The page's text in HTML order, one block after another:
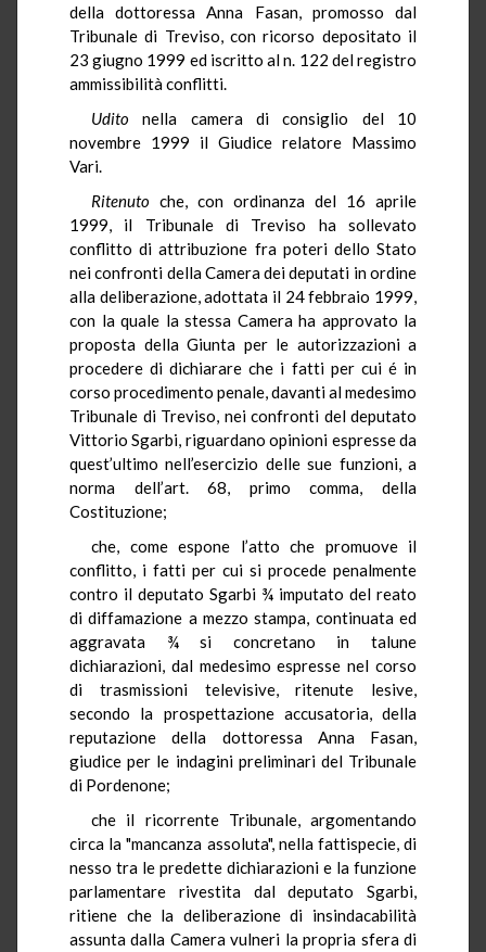
della dottoressa Anna Fasan, promosso dal
Tribunale di Treviso, con ricorso depositato il
23 giugno 1999 ed iscritto al n. 122 del registro
ammissibilità conflitti.
Udito nella camera di consiglio del 10
novembre 1999 il Giudice relatore Massimo
Vari.
Ritenuto che, con ordinanza del 16 aprile
1999, il Tribunale di Treviso ha sollevato
conflitto di attribuzione fra poteri dello Stato
nei confronti della Camera dei deputati in ordine
alla deliberazione, adottata il 24 febbraio 1999,
con la quale la stessa Camera ha approvato la
proposta della Giunta per le autorizzazioni a
procedere di dichiarare che i fatti per cui é in
corso procedimento penale, davanti al medesimo
Tribunale di Treviso, nei confronti del deputato
Vittorio Sgarbi, riguardano opinioni espresse da
quest’ultimo nell’esercizio delle sue funzioni, a
norma dell’art. 68, primo comma, della
Costituzione;
che, come espone l’atto che promuove il
conflitto, i fatti per cui si procede penalmente
contro il deputato Sgarbi ¾ imputato del reato
di diffamazione a mezzo stampa, continuata ed
aggravata ¾ si concretano in talune
dichiarazioni, dal medesimo espresse nel corso
di trasmissioni televisive, ritenute lesive,
secondo la prospettazione accusatoria, della
reputazione della dottoressa Anna Fasan,
giudice per le indagini preliminari del Tribunale
di Pordenone;
che il ricorrente Tribunale, argomentando
circa la "mancanza assoluta", nella fattispecie, di
nesso tra le predette dichiarazioni e la funzione
parlamentare rivestita dal deputato Sgarbi,
ritiene che la deliberazione di insindacabilità
assunta dalla Camera vulneri la propria sfera di